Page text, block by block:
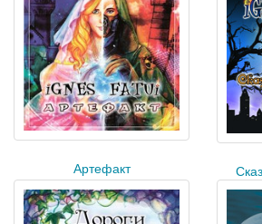
Артефакт